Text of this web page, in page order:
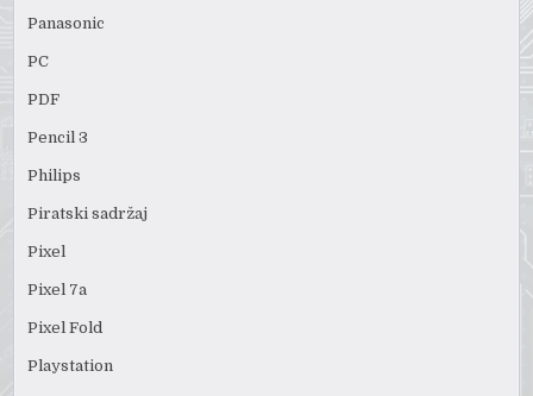
Panasonic
PC
PDF
Pencil 3
Philips
Piratski sadržaj
Pixel
Pixel 7a
Pixel Fold
Playstation